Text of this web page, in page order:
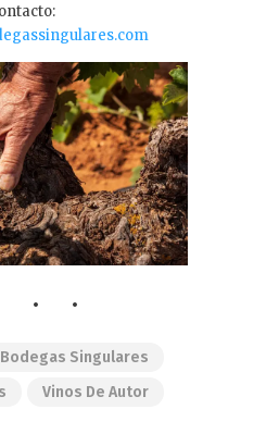
Bodegas Singulares
Vinos De Autor